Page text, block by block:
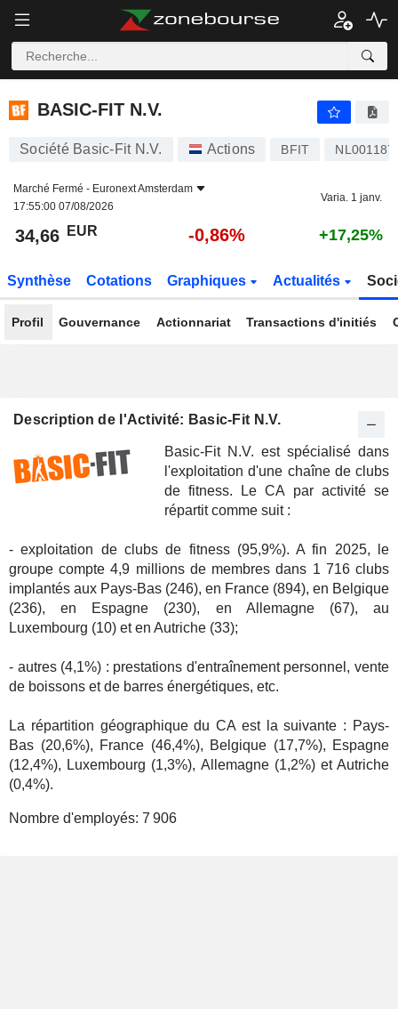
BASIC-FIT N.V.
BASIC-FIT N.V.
Société Basic-Fit N.V. Actions BFIT
Marché Fermé - Euronext Amsterdam
17:55:00 07/08/2026
Varia. 1 janv.
34,66 EUR -0,86% +17,25%
Synthèse Cotations Graphiques Actualités
Profil Gouvernance Actionnariat Transactions d'initiés
Description de l'Activité: Basic-Fit N.V.
Basic-Fit N.V. est spécialisé dans
l'exploitation d'une chaîne de clubs
de fitness. Le CA par activité se
répartit comme suit :
- exploitation de clubs de fitness (95,9%). A fin 2025, le
groupe compte 4,9 millions de membres dans 1 716 clubs
implantés aux Pays-Bas (246), en France (894), en Belgique
(236), en Espagne (230), en Allemagne (67), au
Luxembourg (10) et en Autriche (33);
- autres (4,1%) : prestations d'entraînement personnel, vente
de boissons et de barres énergétiques, etc.
La répartition géographique du CA est la suivante : Pays-
Bas (20,6%), France (46,4%), Belgique (17,7%), Espagne
(12,4%), Luxembourg (1,3%), Allemagne (1,2%) et Autriche
(0,4%).
Nombre d'employés: 7 906